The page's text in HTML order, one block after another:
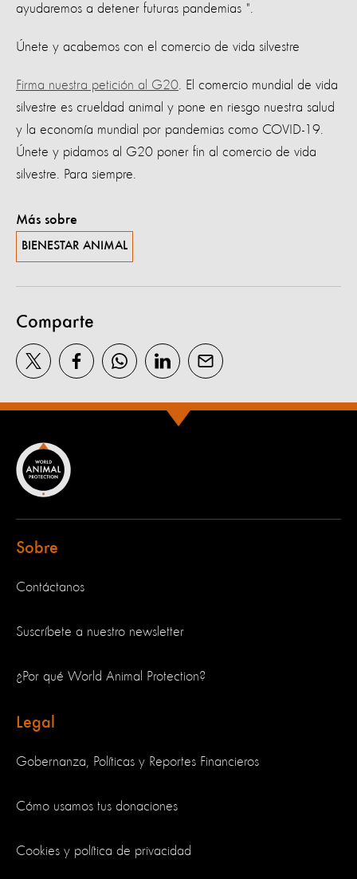
ayudaremos a detener futuras pandemias ".
Únete y acabemos con el comercio de vida silvestre
Firma nuestra petición al G20 . El comercio mundial de vida
silvestre es crueldad animal y pone en riesgo nuestra salud
y la economía mundial por pandemias como COVID-19.
Únete y pidamos al G20 poner fin al comercio de vida
silvestre. Para siempre.
Más sobre
BIENESTAR ANIMAL
Comparte
Sobre
Contáctanos
Suscríbete a nuestro newsletter
¿Por qué World Animal Protection?
Legal
Gobernanza, Políticas y Reportes Financieros
Cómo usamos tus donaciones
Cookies y política de privacidad